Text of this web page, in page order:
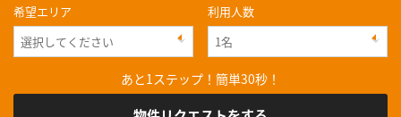
希望エリア
利用人数
あと1ステップ！簡単30秒！